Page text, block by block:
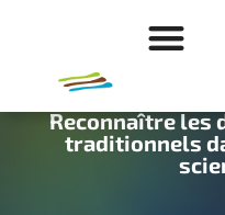
Reconnaître les
traditionnels